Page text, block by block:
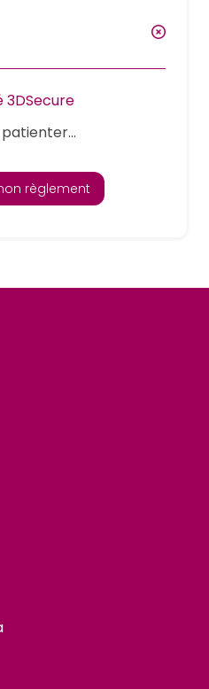
3DSecure
règlement